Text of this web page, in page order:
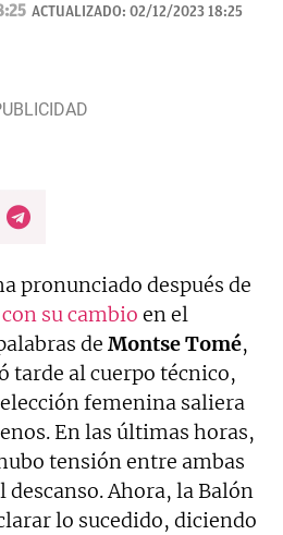
ACTUALIZADO: 02/12/2023 18:25
pronunciado después de
su cambio en el
de Montse Tomé,
tarde al cuerpo técnico,
femenina saliera
En las últimas horas,
tensión entre ambas
Ahora, la Balón
lo sucedido, diciendo